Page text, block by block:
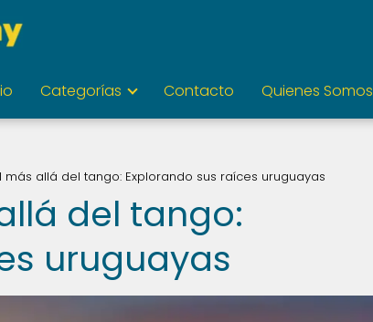
Categorías Contacto Quienes Somos
más allá del tango: Explorando sus raíces uruguayas
del tango:
uruguayas